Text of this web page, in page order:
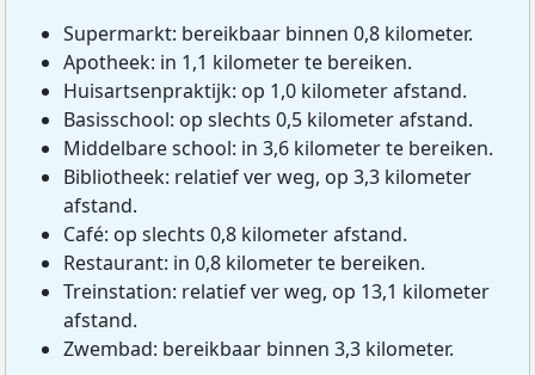
Supermarkt: bereikbaar binnen 0,8 kilometer.
Apotheek: in 1,1 kilometer te bereiken.
Huisartsenpraktijk: op 1,0 kilometer afstand.
Basisschool: op slechts 0,5 kilometer afstand.
Middelbare school: in 3,6 kilometer te bereiken.
Bibliotheek: relatief ver weg, op 3,3 kilometer
afstand.
Café: op slechts 0,8 kilometer afstand.
Restaurant: in 0,8 kilometer te bereiken.
Treinstation: relatief ver weg, op 13,1 kilometer
afstand.
Zwembad: bereikbaar binnen 3,3 kilometer.